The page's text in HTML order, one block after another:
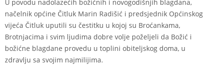
U povodu nadolazećih božićnih i novogodišnjih blagdana,
načelnik općine Čitluk Marin Radišić i predsjednik Općinskog
vijeća Čitluk uputili su čestitku u kojoj su Broćankama,
Brotnjacima i svim ljudima dobre volje poželjeli da Božić i
božićne blagdane provedu u toplini obiteljskog doma, u
zdravlju sa svojim najmilijima.